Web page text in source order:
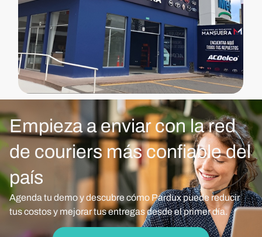
Empieza a enviar con la red
de couriers más confiable del
país
Agenda tu demo y descubre cómo Pardux puede reducir
tus costos y mejorar tus entregas desde el primer día.